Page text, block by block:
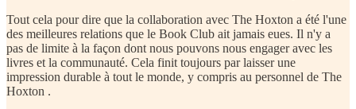
Tout cela pour dire que la collaboration avec The Hoxton a été l'une
des meilleures relations que le Book Club ait jamais eues. Il n'y a
pas de limite à la façon dont nous pouvons nous engager avec les
livres et la communauté. Cela finit toujours par laisser une
impression durable à tout le monde, y compris au personnel de The
Hoxton .